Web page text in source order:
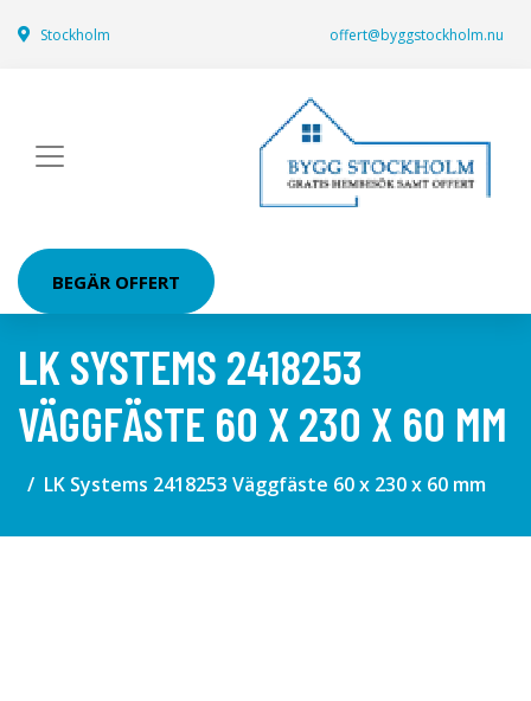
Stockholm offert@byggstockholm.nu
BEGÄR OFFERT
LK SYSTEMS 2418253
VÄGGFÄSTE 60 X 230 X 60 MM
LK Systems 2418253 Väggfäste 60 x 230 x 60 mm